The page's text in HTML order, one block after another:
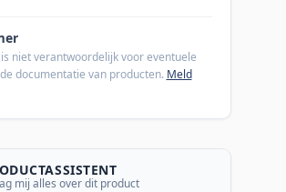
niet verantwoordelijk voor eventuele
documentatie van producten. Meld
mij alles over dit product